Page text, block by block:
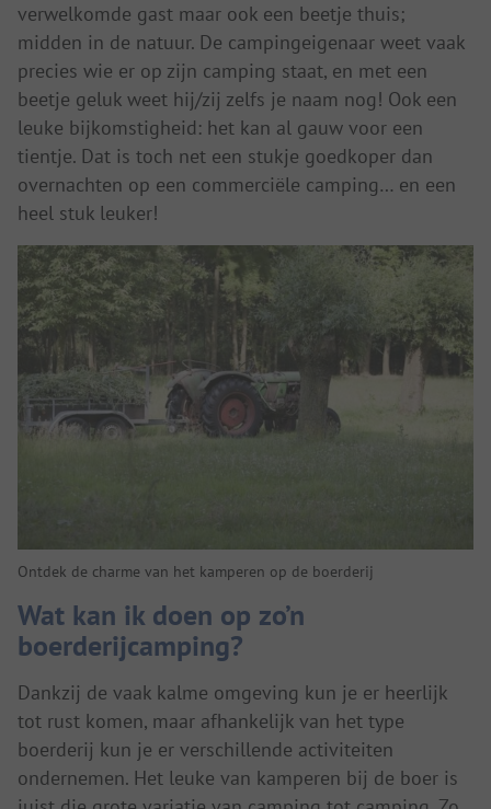
verwelkomde gast maar ook een beetje thuis;
midden in de natuur. De campingeigenaar weet vaak
precies wie er op zijn camping staat, en met een
beetje geluk weet hij/zij zelfs je naam nog! Ook een
leuke bijkomstigheid: het kan al gauw voor een
tientje. Dat is toch net een stukje goedkoper dan
overnachten op een commerciële camping… en een
heel stuk leuker!
Ontdek de charme van het kamperen op de boerderij
Wat kan ik doen op zo’n
boerderijcamping?
Dankzij de vaak kalme omgeving kun je er heerlijk
tot rust komen, maar afhankelijk van het type
boerderij kun je er verschillende activiteiten
ondernemen. Het leuke van kamperen bij de boer is